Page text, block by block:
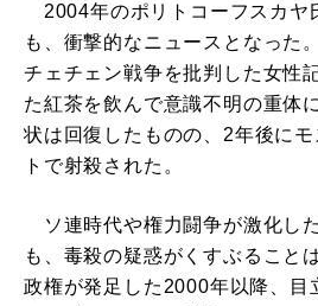
2004年のポリトコーフスカヤ
も、衝撃的なニュースとなった
チェチェン戦争を批判した女性
た紅茶を飲んで意識不明の重体
状は回復したものの、2年後に
トで射殺された。
ソ連時代や権力闘争が激化し
も、毒殺の疑惑がくすぶること
政権が発足した2000年以降、目